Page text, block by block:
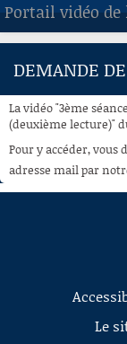
Portail vidéo
ACCUEIL
À LA
RECHERCHE
AIDE À LA
DEMANDE
La vidéo "3ème
(deuxième lecture)"
Pour y accéder, vous
adresse mail par
Le